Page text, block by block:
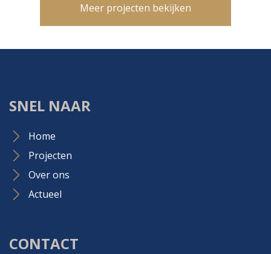
Meer projecten bekijken
SNEL NAAR
Home
Projecten
Over ons
Actueel
CONTACT